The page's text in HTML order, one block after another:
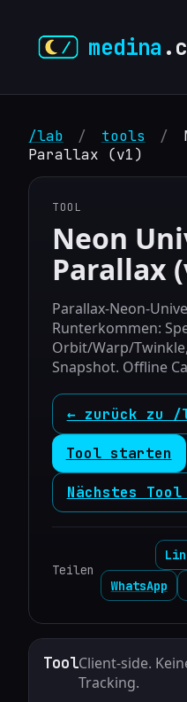
medina
/lab / tools /
Parallax (v1)
TOOL
Neon
Parallax
Runterkommen:
Orbit/Warp/
Snapshot. Offline
← zurück zu /
Tool starten
Nächstes
Teilen
WhatsApp
ToolClient‑side.
Tracking.